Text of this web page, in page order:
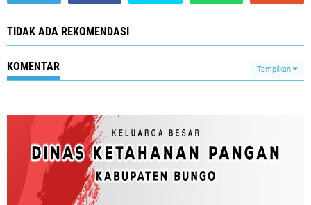
TIDAK ADA REKOMENDASI
KOMENTAR Tampilkan